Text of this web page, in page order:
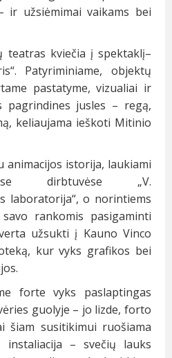
užsiėmimai vaikams bei
teatras kviečia į spektaklį–
Patyriminiame, objektų
pastatyme, vizualiai ir
pagrindines jusles – regą,
keliaujama ieškoti Mitinio
animacijos istorija, laukiami
dirbtuvėse „V.
laboratorija“, o norintiems
rankomis pasigaminti
užsukti į Kauno Vinco
kur vyks grafikos bei
forte vyks paslaptingas
guolyje – jo lizde, forto
šiam susitikimui ruošiama
instaliacija – svečių lauks